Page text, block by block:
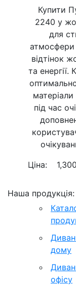
Купити
2240 у
для
атмосфери
відтінок
та
під час
Ціна:
1,300
Наша продукція:
дому
офісу